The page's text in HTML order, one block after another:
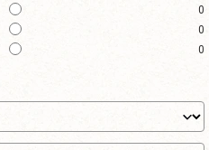
0
0
0